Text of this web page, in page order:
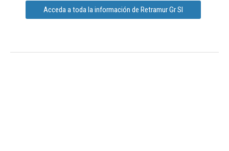
Acceda a toda la información de Retramur Gr Sl